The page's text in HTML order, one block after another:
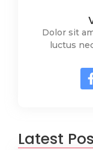
Dolor sit
luctus
Latest